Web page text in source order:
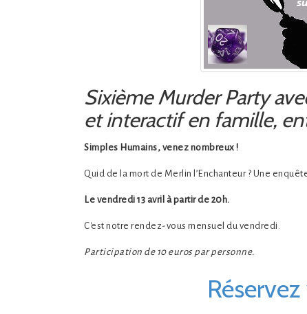
Sixième Murder Party
et interactif en famille,
Simples Humains, venez nombreux !
Quid de la mort de Merlin l’Enchanteur ? Une
Le vendredi 13 avril à partir de 20h.
C'est notre rendez-vous mensuel du vendredi.
Participation de 10 euros par personne.